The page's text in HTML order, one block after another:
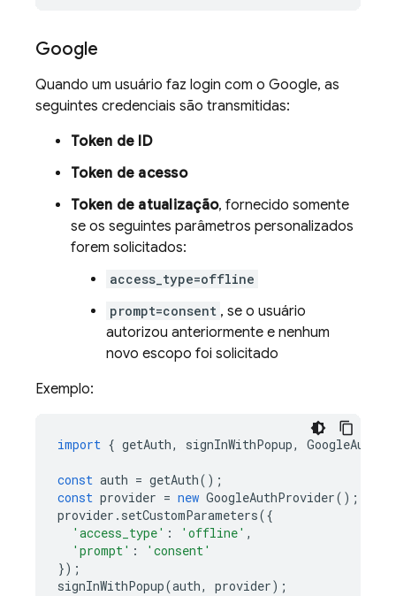
Google
Quando um usuário faz login com o Google, as
seguintes credenciais são transmitidas:
Token de ID
Token de acesso
Token de atualização, fornecido somente
se os seguintes parâmetros personalizados
forem solicitados:
access_type=offline
prompt=consent , se o usuário
autorizou anteriormente e nenhum
novo escopo foi solicitado
Exemplo:
import { getAuth, signInWithPopup,
const auth = getAuth();
const provider = new GoogleAuthProvider();
provider . setCustomParameters({
'access_type' : 'offline' ,
'prompt' :
'consent'
});
signInWithPopup(auth, provider);